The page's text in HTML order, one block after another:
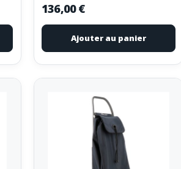
136,00 €
Ajouter au panier